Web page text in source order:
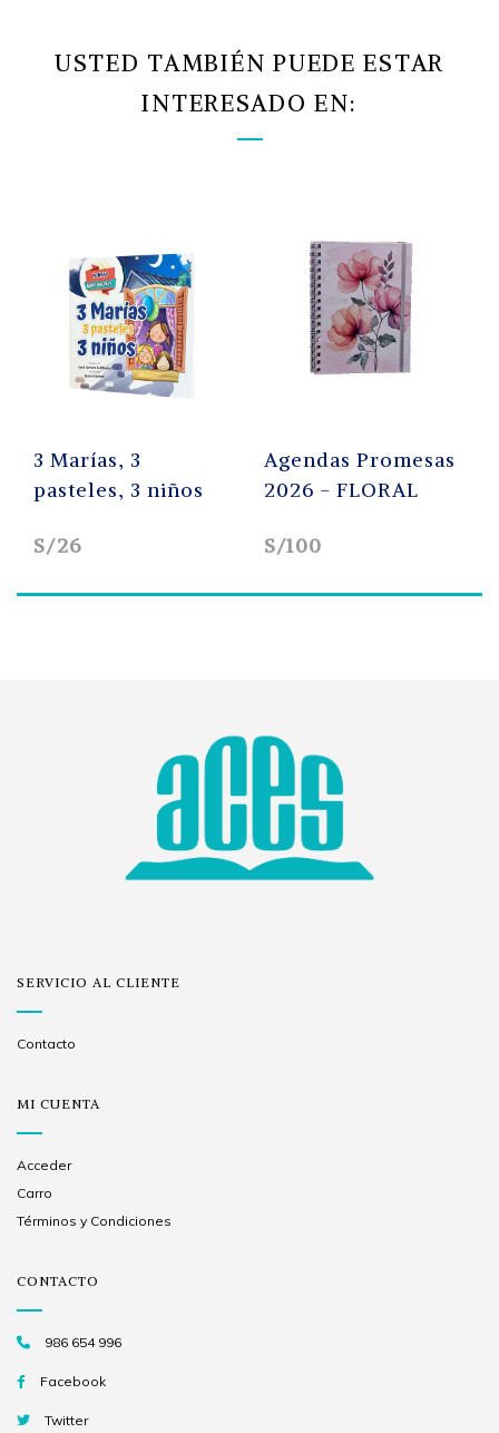
USTED TAMBIÉN PUEDE ESTAR
INTERESADO EN:
3
3 niños
Agendas Promesas
2026 - FLORAL
Cuerpo
SERVICIO AL CLIENTE
Contacto
MI CUENTA
Acceder
Carro
Términos y Condiciones
CONTACTO
986 654 996
Facebook
Twitter